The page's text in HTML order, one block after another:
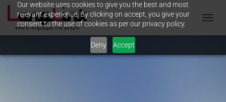
Our website uses cookies to give you the best and most
relevant experience. By clicking on accept, you give your
consent to the use of cookies as per our privacy policy.
Deny Accept
O
G